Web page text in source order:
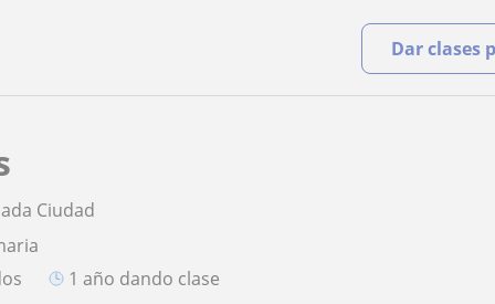
Dar clases
Ciudad
1 año dando clase